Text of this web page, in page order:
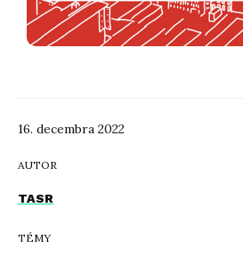
16. decembra 2022
AUTOR
TASR
TÉMY